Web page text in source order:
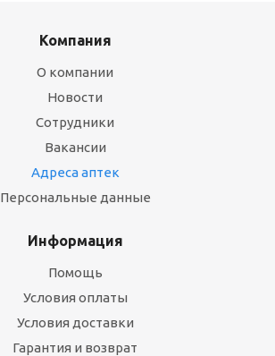
Компания
О компании
Новости
Сотрудники
Вакансии
Адреса аптек
Персональные данные
Информация
Помощь
Условия оплаты
Условия доставки
Гарантия и возврат